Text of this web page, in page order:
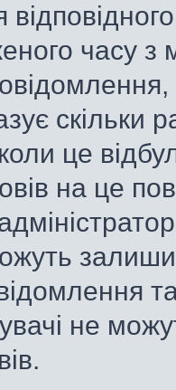
часу
скільки
це
на це
не